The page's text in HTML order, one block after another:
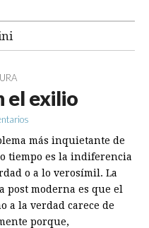
el exilio
más inquietante de
tiempo es la indiferencia
o a lo verosímil. La
post moderna es que el
a la verdad carece de
porque,